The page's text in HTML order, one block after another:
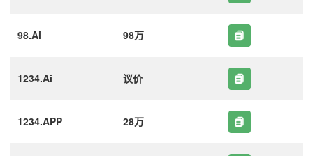
98.Ai 98万
1234.Ai 议价
1234.APP 28万